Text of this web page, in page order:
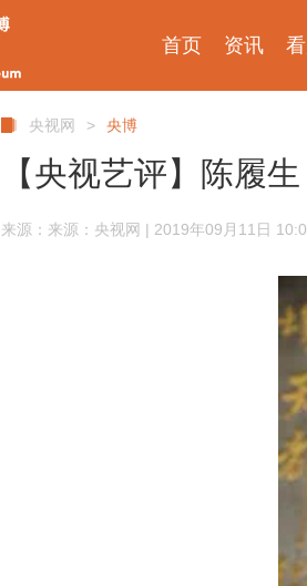
首页 资讯
央视网 > 央博
【央视艺评】陈履
来源：来源：央视网 | 2019年09月11日